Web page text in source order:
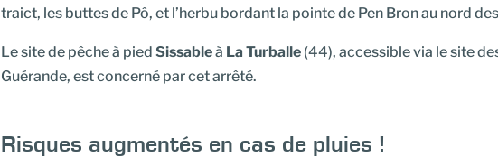
traict, les buttes de Pô, et l’herbu bordant la pointe de Pen Bron au nord
Le site de pêche à pied Sissableà La Turballe(44), accessible via le site
Guérande, est concerné par cet arrêté.
Risques augmentés en cas de pluies !